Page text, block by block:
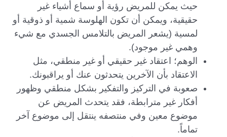
حيث يمكن للمريض رؤية أو سماع أشياء غير
حقيقية، ويمكن أن تكون الهلوسة شمية أو ذوقية أو
لمسية (يشعر المريض بالتلامس الجسدي مع شيء
وهمي غير موجود).
الوهم؛ اعتقاد غير حقيقي أو غير منطقي، مثل
الاعتقاد بأن الآخرين يتحدثون عنك أو يراقبونك.
صعوبة في التركيز والتفكير بشكل منطقي وظهور
أفكار غير مترابطة، فقد يتحدث المريض عن
موضوع معين وفي منتصفه ينتقل إلى موضوع آخر
تماماً.